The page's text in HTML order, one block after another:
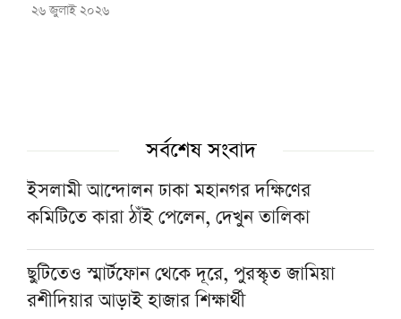
২৬ জুলাই ২০২৬
সর্বশেষ সংবাদ
ইসলামী আন্দোলন ঢাকা মহানগর দক্ষিণের
কমিটিতে কারা ঠাঁই পেলেন, দেখুন তালিকা
ছুটিতেও স্মার্টফোন থেকে দূরে, পুরস্কৃত জামিয়া
রশীদিয়ার আড়াই হাজার শিক্ষার্থী